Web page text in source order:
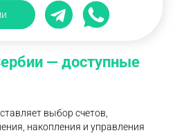
— доступные
выбор счетов,
накопления и управления